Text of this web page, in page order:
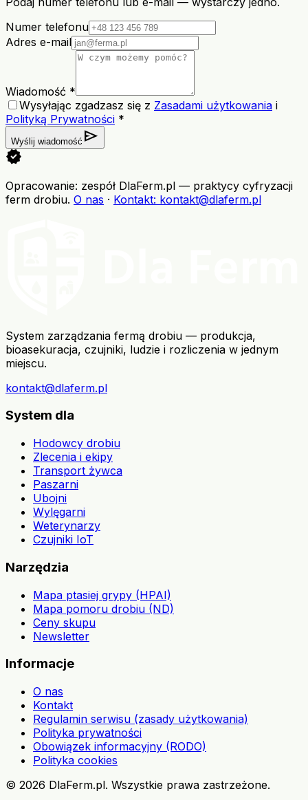
Numer telefonu
Adres e-mail
Wiadomość *
Wysyłając zgadzasz się z Zasadami użytkowania i
Polityką Prywatności *
Wyślij wiadomość send
verified
Opracowanie: zespół DlaFerm.pl — praktycy cyfryzacji
ferm drobiu. O nas · Kontakt: kontakt@dlaferm.pl
System zarządzania fermą drobiu — produkcja,
bioasekuracja, czujniki, ludzie i rozliczenia w jednym
miejscu.
kontakt@dlaferm.pl
System dla
Hodowcy drobiu
Zlecenia i ekipy
Transport żywca
Paszarni
Ubojni
Wylęgarni
Weterynarzy
Czujniki IoT
Narzędzia
Mapa ptasiej grypy (HPAI)
Mapa pomoru drobiu (ND)
Ceny skupu
Newsletter
Informacje
O nas
Kontakt
Regulamin serwisu (zasady użytkowania)
Polityka prywatności
Obowiązek informacyjny (RODO)
Polityka cookies
© 2026 DlaFerm.pl. Wszystkie prawa zastrzeżone.